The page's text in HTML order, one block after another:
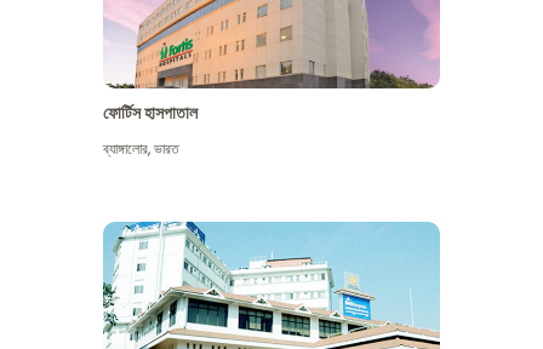
ফোর্টিস হাসপাতাল
ব্যাঙ্গালোর,ভারত